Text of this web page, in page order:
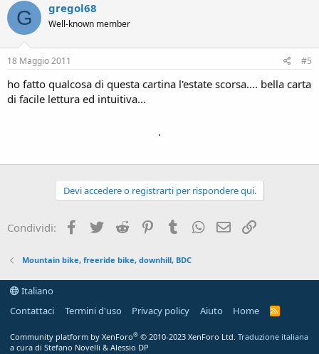
G gregol68
Well-known member
18 Maggio 2011 #5
ho fatto qualcosa di questa cartina l'estate scorsa.... bella carta
di facile lettura ed intuitiva...
.
Devi accedere o registrarti per rispondere qui.
Condividi: Facebook
Twitter Reddit PinterestTumblrWhatsApp
Email
Mountain bike, freeride bike, downhill, BDC
Italiano
Contattaci
Termini d'uso Privacy policy Aiuto Home
R
Community platform by XenForo® © 2010-2023 XenForo Ltd. Traduzione italiana
a cura di Stefano Novelli & Alessio DP